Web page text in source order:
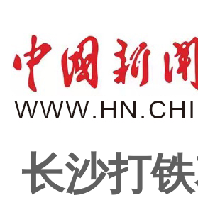
长沙打